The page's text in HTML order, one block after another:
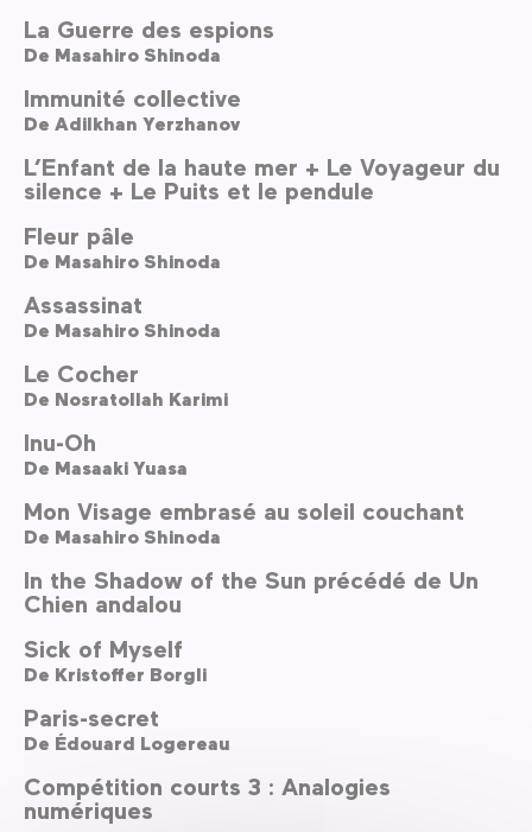
La Guerre des espions
De Masahiro Shinoda
Immunité collective
De Adilkhan Yerzhanov
L’Enfant de la haute mer + Le Voyageur du
silence + Le Puits et le pendule
Fleur pâle
De Masahiro Shinoda
Assassinat
De Masahiro Shinoda
Le Cocher
De Nosratollah Karimi
Inu-Oh
De Masaaki Yuasa
Mon Visage embrasé au soleil couchant
De Masahiro Shinoda
In the Shadow of the Sun précédé de Un
Chien andalou
Sick of Myself
De Kristoffer Borgli
Paris-secret
De Édouard Logereau
Compétition courts 3 : Analogies
numériques